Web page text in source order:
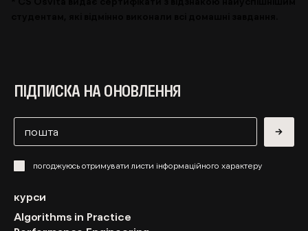
→
погоджуюсь отримувати листи інформаційного характеру
ПІДПИСКА НА ОНОВЛЕННЯ
курси
Algorithms in Practice